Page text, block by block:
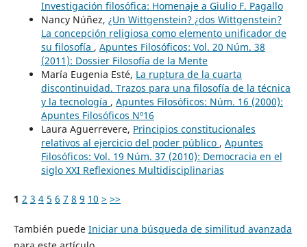
Investigación filosófica: Homenaje a Giulio F. Pagallo
Nancy Núñez, ¿Un Wittgenstein? ¿dos Wittgenstein?
La concepción religiosa como elemento unificador de
su filosofía , Apuntes Filosóficos: Vol. 20 Núm. 38
(2011): Dossier Filosofía de la Mente
María Eugenia Esté, La ruptura de la cuarta
discontinuidad. Trazos para una filosofía de la técnica
y la tecnología , Apuntes Filosóficos: Núm. 16 (2000):
Apuntes Filosóficos Nº16
Laura Aguerrevere, Principios constitucionales
relativos al ejercicio del poder público , Apuntes
Filosóficos: Vol. 19 Núm. 37 (2010): Democracia en el
siglo XXI Reflexiones Multidisciplinarias
1 2 3 4 5 6 7 8 9 10 > >>
También puede Iniciar una búsqueda de similitud avanzada